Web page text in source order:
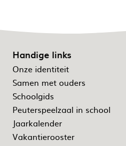
Handige links
Onze identiteit
Samen met ouders
Schoolgids
Peuterspeelzaal in school
Jaarkalender
Vakantierooster